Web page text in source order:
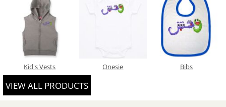
Kid's Vests Onesie Bibs
VIEW ALL PRODUCTS